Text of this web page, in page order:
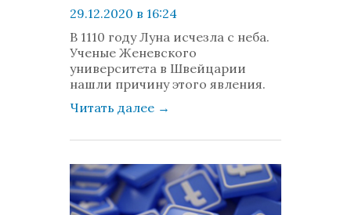
29.12.2020 в 16:24
просмотров: 591
комментариев: 0
В 1110 году Луна исчезла с неба.
Ученые Женевского
университета в Швейцарии
нашли причину этого явления.
Читать далее →